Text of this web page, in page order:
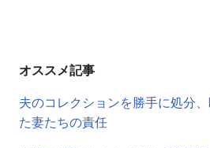
オススメ記事
夫のコレクションを勝手に処分
た妻たちの責任